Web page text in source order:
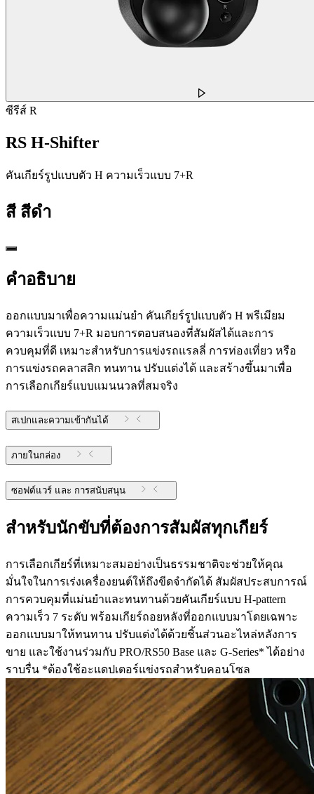
ซีรีส์ R
RS H-Shifter
คันเกียร์รูปแบบตัว H ความเร็วแบบ 7+R
สี สีดำ
คำอธิบาย
ออกแบบมาเพื่อความแม่นยำ คันเกียร์รูปแบบตัว H พรีเมียม
ความเร็วแบบ 7+R มอบการตอบสนองที่สัมผัสได้และการ
ควบคุมที่ดี เหมาะสำหรับการแข่งรถแรลลี่ การท่องเที่ยว หรือ
การแข่งรถคลาสสิก ทนทาน ปรับแต่งได้ และสร้างขึ้นมาเพื่อ
การเลือกเกียร์แบบแมนนวลที่สมจริง
สเปกและความเข้ากันได้
ภายในกล่อง
ซอฟต์แวร์ และ การสนับสนุน
สำหรับนักขับที่ต้องการสัมผัสทุกเกียร์
การเลือกเกียร์ที่เหมาะสมอย่างเป็นธรรมชาติจะช่วยให้คุณ
มั่นใจในการเร่งเครื่องยนต์ให้ถึงขีดจำกัดได้ สัมผัสประสบการณ์
การควบคุมที่แม่นยำและทนทานด้วยคันเกียร์แบบ H-pattern
ความเร็ว 7 ระดับ พร้อมเกียร์ถอยหลังที่ออกแบบมาโดยเฉพาะ
ออกแบบมาให้ทนทาน ปรับแต่งได้ด้วยชิ้นส่วนอะไหล่หลังการ
ขาย และใช้งานร่วมกับ PRO/RS50 Base และ G-Series* ได้อย่าง
ราบรื่น *ต้องใช้อะแดปเตอร์แข่งรถสำหรับคอนโซล